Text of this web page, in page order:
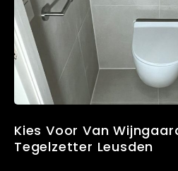
Kies Voor Van
Tegelzetter Leusden